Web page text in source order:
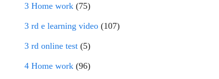
3 Home work (75)
3 rd e learning video (107)
3 rd online test (5)
4 Home work (96)